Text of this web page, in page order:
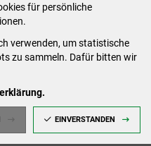
für persönliche
verwenden, um statistische
zu sammeln. Dafür bitten wir
EINVERSTANDEN
15:00 Uhr
16:00 Uhr
vorheriger
18:00 Uhr